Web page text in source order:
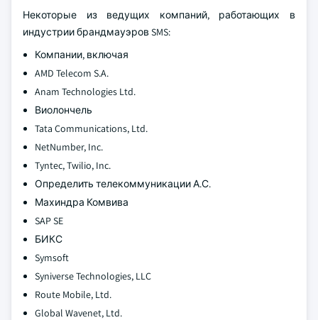
Некоторые из ведущих компаний, работающих в
индустрии брандмауэров SMS:
Компании, включая
AMD Telecom S.A.
Anam Technologies Ltd.
Виолончель
Tata Communications, Ltd.
NetNumber, Inc.
Tyntec, Twilio, Inc.
Определить телекоммуникации А.С.
Махиндра Комвива
SAP SE
БИКС
Symsoft
Syniverse Technologies, LLC
Route Mobile, Ltd.
Global Wavenet, Ltd.